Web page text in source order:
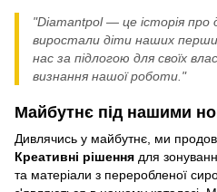
"Diamantpol — це історія про
виростали діти наших
нас за підлогою для своїх
визнання нашої роботи."
Майбутнє під нашими
Дивлячись у майбутнє, ми
Креативні рішення для
та матеріали з переробленої